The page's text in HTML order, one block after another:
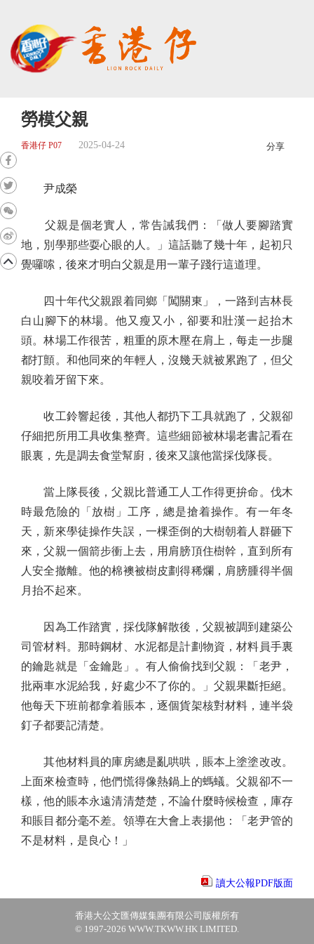
勞模父親
香港仔 P07 2025-04-24 分享
尹成榮
父親是個老實人，常告誡我們：「做人要腳踏實
地，別學那些耍心眼的人。」這話聽了幾十年，起初只
覺囉嗦，後來才明白父親是用一輩子踐行這道理。
四十年代父親跟着同鄉「闖關東」，一路到吉林長
白山腳下的林場。他又瘦又小，卻要和壯漢一起抬木
頭。林場工作很苦，粗重的原木壓在肩上，每走一步腿
都打顫。和他同來的年輕人，沒幾天就被累跑了，但父
親咬着牙留下來。
收工鈴響起後，其他人都扔下工具就跑了，父親卻
仔細把所用工具收集整齊。這些細節被林場老書記看在
眼裏，先是調去食堂幫廚，後來又讓他當採伐隊長。
當上隊長後，父親比普通工人工作得更拚命。伐木
時最危險的「放樹」工序，總是搶着操作。有一年冬
天，新來學徒操作失誤，一棵歪倒的大樹朝着人群砸下
來，父親一個箭步衝上去，用肩膀頂住樹幹，直到所有
人安全撤離。他的棉襖被樹皮劃得稀爛，肩膀腫得半個
月抬不起來。
因為工作踏實，採伐隊解散後，父親被調到建築公
司管材料。那時鋼材、水泥都是計劃物資，材料員手裏
的鑰匙就是「金鑰匙」。有人偷偷找到父親：「老尹，
批兩車水泥給我，好處少不了你的。」父親果斷拒絕。
他每天下班前都拿着賬本，逐個貨架核對材料，連半袋
釘子都要記清楚。
其他材料員的庫房總是亂哄哄，賬本上塗塗改改。
上面來檢查時，他們慌得像熱鍋上的螞蟻。父親卻不一
樣，他的賬本永遠清清楚楚，不論什麼時候檢查，庫存
和賬目都分毫不差。領導在大會上表揚他：「老尹管的
不是材料，是良心！」
讀大公報PDF版面
香港大公文匯傳媒集團有限公司版權所有
© 1997-2026 WWW.TKWW.HK LIMITED.